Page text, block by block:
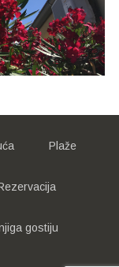
Plaže
gostiju